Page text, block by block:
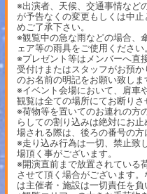
※出演者、天候、交通事情など
が予告なくの変更もしくは中
めご了承下さい。
※観覧中の急な雨などの場合、
ェア等の雨具をご使用ください
※プレゼント等はメンバーへ直
受付けまたはスタッフがお預
のお名前の明記をお願い致しま
※イベント会場において、肩車
観覧は全ての場所にてお断りさ
※荷物等を置いてのお連れの方
らしての割り込みは絶対にお
場される際は、後ろの番号の方
※走り込み行為は一切、禁止致
場頂く事がございます。
※開演直前まで放置されている
させて頂く場合がございます
は主催者・施設は一切責任を負